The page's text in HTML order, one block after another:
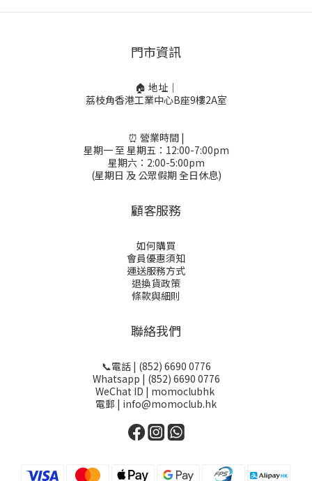
門市資訊
🏠 地址｜
荔枝角香港工業中心B座9樓2A室
⏰ 營業時間 |
星期一 至 星期五：12:00-7:00pm
星期六：2:00-5:00pm
(星期日 及 公眾假期 全日休息)
顧客服務
如何購買
會員優惠須知
運送服務方式
退換貨政策
條款與細則
聯絡我們
📞電話 | (852) 6690 0776
Whatsapp | (852) 6690 0776
WeChat ID | momoclubhk
電郵 | info@momoclub.hk